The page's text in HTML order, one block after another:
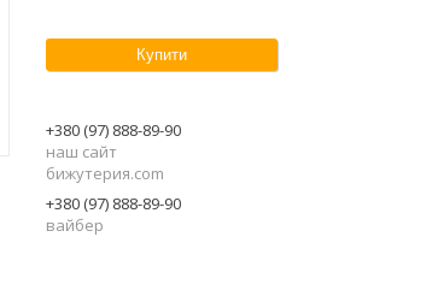
Купити
+380 (97) 888-89-90
наш сайт
бижутерия.com
+380 (97) 888-89-90
вайбер